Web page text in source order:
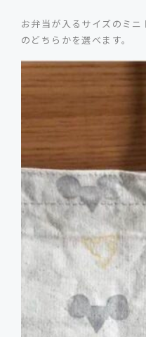
お弁当が入るサイズのミ
のどちらかを選べます。